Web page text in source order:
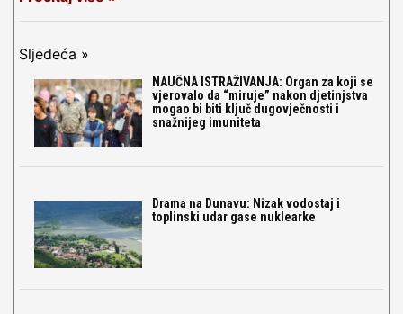
Sljedeća »
NAUČNA ISTRAŽIVANJA: Organ za koji se
vjerovalo da “miruje” nakon djetinjstva
mogao bi biti ključ dugovječnosti i
snažnijeg imuniteta
Drama na Dunavu: Nizak vodostaj i
toplinski udar gase nuklearke